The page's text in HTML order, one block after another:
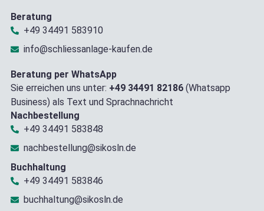
Beratung
+49 34491 583910
info@schliessanlage-kaufen.de
Beratung per WhatsApp
Sie erreichen uns unter: +49 34491 82186(Whatsapp
Business) als Text und Sprachnachricht
Nachbestellung
+49 34491 583848
nachbestellung@sikosln.de
Buchhaltung
+49 34491 583846
buchhaltung@sikosln.de